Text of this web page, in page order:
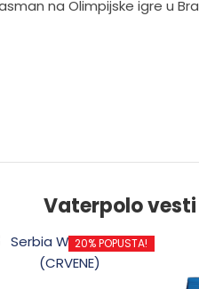
na Olimpijske igre u
Vaterpolo vesti
20% POPUSTA!